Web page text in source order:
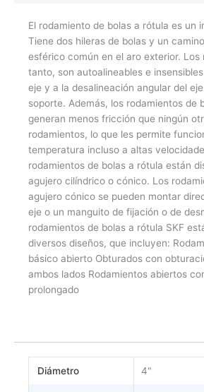
El rodamiento de bolas a rótula es un
Tiene dos hileras de bolas y un
esférico común en el aro exterior. Los
tanto, son autoalineables e
eje y a la desalineación angular del
soporte. Además, los rodamientos de
generan menos fricción que ningún
rodamientos, lo que les permite
temperatura incluso a altas
rodamientos de bolas a rótula están
agujero cilíndrico o cónico. Los
agujero cónico se pueden montar
eje o un manguito de fijación o de
rodamientos de bolas a rótula SKF
diversos diseños, que incluyen:
básico abierto Obturados con
ambos lados Rodamientos abiertos
prolongado
Diámetro 4"